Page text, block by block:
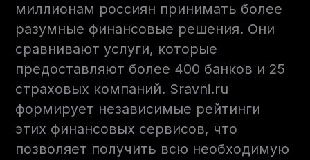
миллионам россиян принимать более
разумные финансовые решения. Они
сравнивают услуги, которые
предоставляют более 400 банков и 25
страховых компаний. Sravni.ru
формирует независимые рейтинги
этих финансовых сервисов, что
позволяет получить всю необходимую